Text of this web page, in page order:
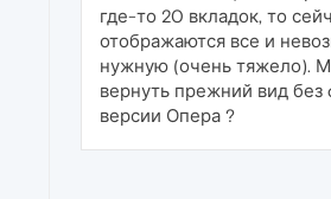
где-то 20 вкладок, то
отображаются все и
нужную (очень тяжело).
вернуть прежний вид без
версии Опера ?